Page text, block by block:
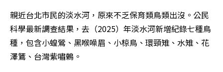
親近台北市民的淡水河，原來不乏保育類鳥類出沒。公民
科學最新調查結果，去（2025）年淡水河新增紀錄七種鳥
種，包含小蝗鶯、黑喉噪眉、小椋鳥、環頸雉、水雉、花
澤鵟、台灣紫嘯鶇。